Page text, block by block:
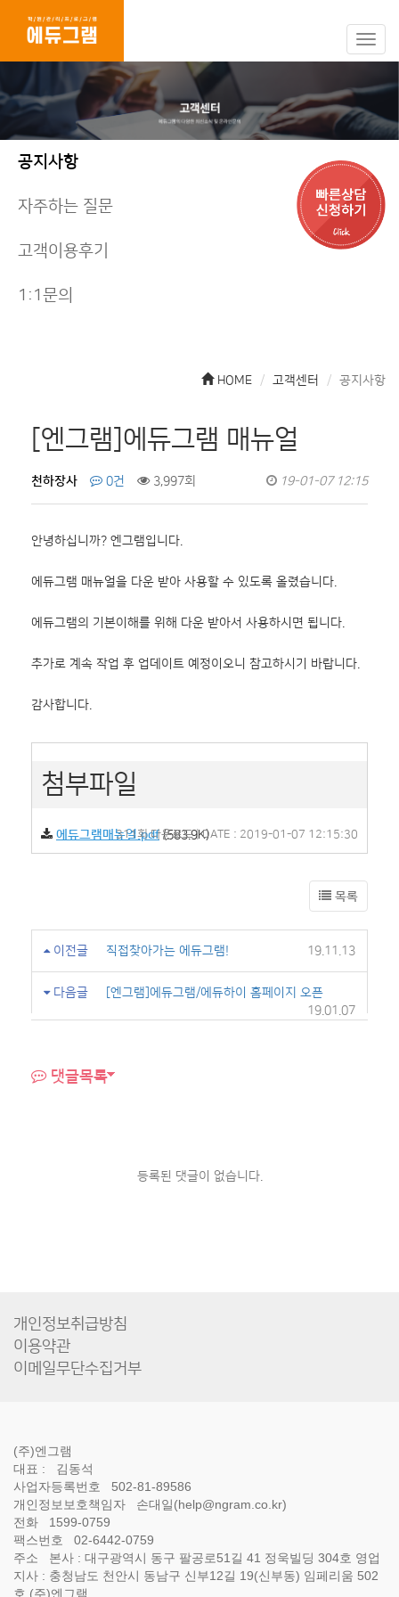
네
비
이
션
끄
켜
기
공지사항
자주하는 질문
고객이용후기
1:1문의
HOME 고객센터 공지사항
[엔그램]에듀그램 매뉴얼
천하장사 0건 3,997회 19-01-07 12:15
안녕하십니까? 엔그램입니다.
에듀그램 매뉴얼을 다운 받아 사용할 수 있도록 올렸습니다.
에듀그램의 기본이해를 위해 다운 받아서 사용하시면 됩니다.
추가로 계속 작업 후 업데이트 예정이오니 참고하시기 바랍니다.
감사합니다.
첨부파일
에듀그램매뉴얼.pdf(583.9K)
311회 다운로드 | DATE : 2019-01-07 12:15:30
목록
이전글 직접찾아가는 에듀그램! 19.11.13
다음글
[엔그램]에듀그램/에듀하이 홈페이지 오픈
19.01.07
댓글목록
등록된 댓글이 없습니다.
개인정보취급방침
이용약관
이메일무단수집거부
(주)엔그램
대표 : 김동석
사업자등록번호 502-81-89586
개인정보보호책임자 손대일(help@ngram.co.kr)
전화 1599-0759
팩스번호 02-6442-0759
주소 본사 : 대구광역시 동구 팔공로51길 41 정욱빌딩 304호 영업
지사 : 충청남도 천안시 동남구 신부12길 19(신부동) 임페리움 502
호 (주)엔그램